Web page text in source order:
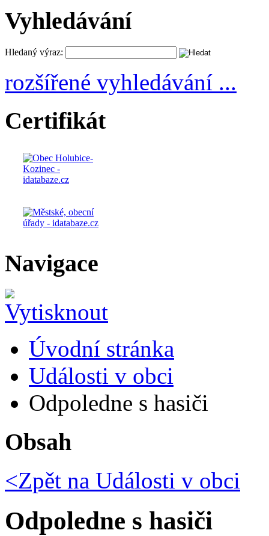
Vyhledávání
Hledaný výraz:
rozšířené vyhledávání ...
Certifikát
Navigace
Úvodní stránka
Události v obci
Odpoledne s hasiči
Obsah
<Zpět na Události v obci
Odpoledne s hasiči